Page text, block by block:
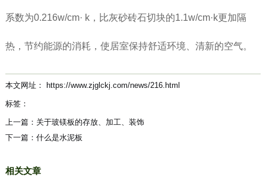
系数为0.216w/cm· k，比灰砂砖石切块的1.1w/cm·k更加隔
热，节约能源的消耗，使居室保持舒适环境、清新的空气。
本文网址： https://www.zjglckj.com/news/216.html
标签：
上一篇： 关于玻镁板的存放、加工、装饰
下一篇： 什么是水泥板
相关文章